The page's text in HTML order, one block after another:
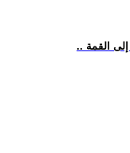
القمة